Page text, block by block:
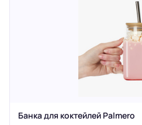
Банка для коктейлей Palmero